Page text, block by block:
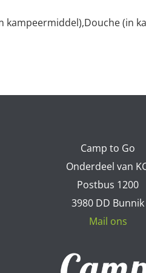
kampeermiddel),Douche (in
Camp to Go
Onderdeel van
Postbus 1200
3980 DD Bunnik
Mail ons